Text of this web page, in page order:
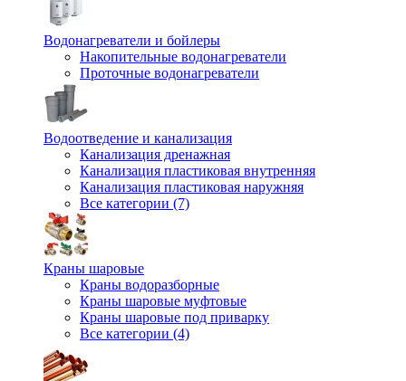
Водонагреватели и бойлеры
Накопительные водонагреватели
Проточные водонагреватели
Водоотведение и канализация
Канализация дренажная
Канализация пластиковая внутренняя
Канализация пластиковая наружняя
Все категории (7)
Краны шаровые
Краны водоразборные
Краны шаровые муфтовые
Краны шаровые под приварку
Все категории (4)